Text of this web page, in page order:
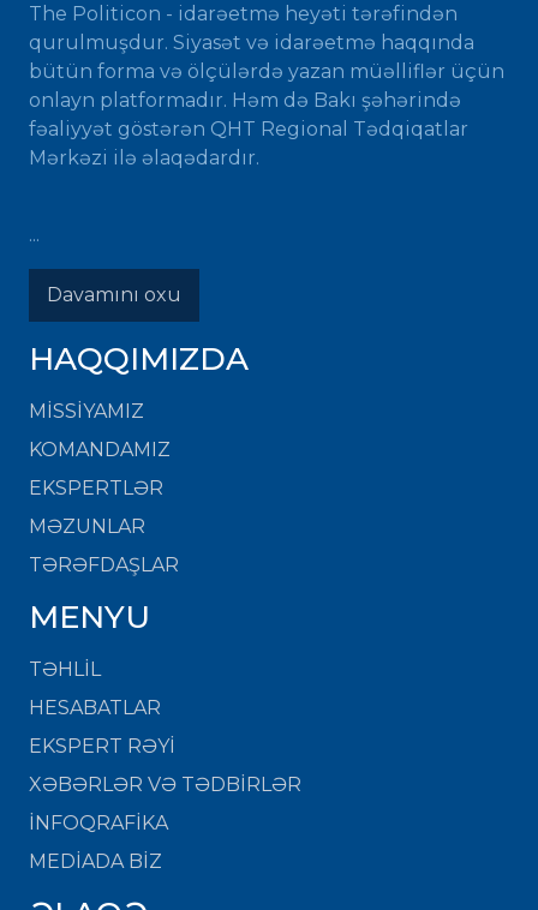
The Politicon - idarəetmə heyəti tərəfindən
qurulmuşdur. Siyasət və idarəetmə haqqında
bütün forma və ölçülərdə yazan müəlliflər üçün
onlayn platformadır. Həm də Bakı şəhərində
fəaliyyət göstərən QHT Regional Tədqiqatlar
Mərkəzi ilə əlaqədardır.
...
Davamını oxu
HAQQIMIZDA
MISSIYAMIZ
KOMANDAMIZ
EKSPERTLƏR
MƏZUNLAR
TƏRƏFDAŞLAR
MENYU
TƏHLİL
HESABATLAR
EKSPERT RƏYİ
XƏBƏRLƏR VƏ TƏDBİRLƏR
İNFOQRAFİKA
MEDİADA BİZ